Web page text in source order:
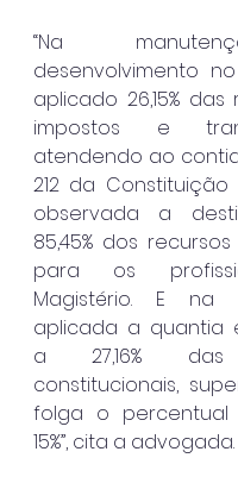
“Na
desenvolvimento
aplicado 26,15%
impostos e
atendendo ao
212 da Constituição
observada a
85,45% dos
para os
Magistério. E na
aplicada a quantia
a 27,16% das
constitucionais,
folga o percentual
15%”, cita a advogada.